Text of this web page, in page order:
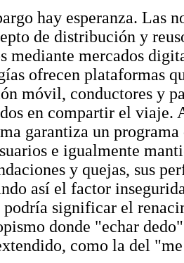
hay esperanza. Las
de distribución y
mediante mercados
ofrecen plataformas
móvil, conductores y
en compartir el viaje.
garantiza un
e igualmente
y quejas, sus
así el factor
podría significar el
donde "echar
como la del